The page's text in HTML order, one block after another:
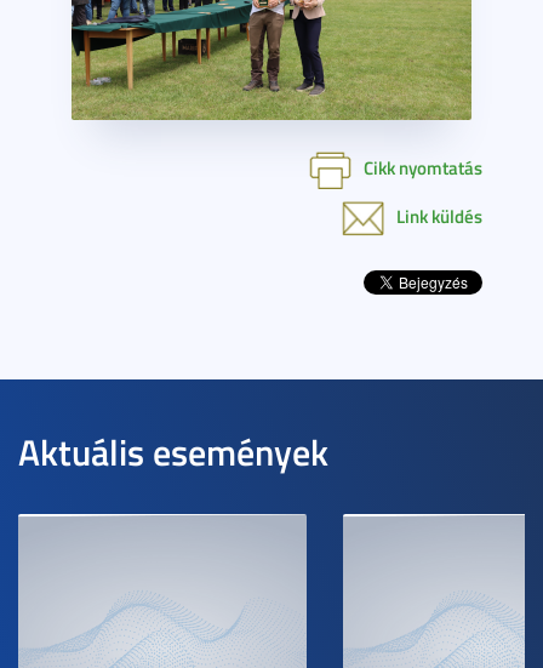
Cikk nyomtatás
Link küldés
Aktuális események